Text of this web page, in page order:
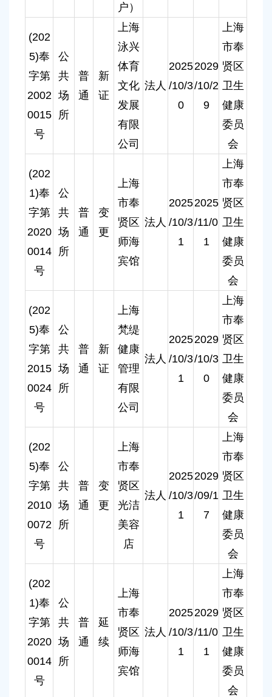
户）
(202
5)奉
字第
2002
0015
号
公
共
场
所
普
通
新
证
上海
泳兴
体育
文化
发展
有限
公司
法人
2025
/10/3
0
2029
/10/2
9
上海
市奉
贤区
卫生
健康
委员
会
(202
1)奉
字第
2020
0014
号
公
共
场
所
普
通
变
更
上海
市奉
贤区
师海
宾馆
法人
2025
/10/3
1
2025
/11/0
1
上海
市奉
贤区
卫生
健康
委员
会
(202
5)奉
字第
2015
0024
号
公
共
场
所
普
通
新
证
上海
梵缇
健康
管理
有限
公司
法人
2025
/10/3
1
2029
/10/3
0
上海
市奉
贤区
卫生
健康
委员
会
(202
5)奉
字第
2010
0072
号
公
共
场
所
普
通
变
更
上海
市奉
贤区
光洁
美容
店
法人
2025
/10/3
1
2029
/09/1
7
上海
市奉
贤区
卫生
健康
委员
会
(202
1)奉
字第
2020
0014
号
公
共
场
所
普
通
延
续
上海
市奉
贤区
师海
宾馆
法人
2025
/10/3
1
2029
/11/0
1
上海
市奉
贤区
卫生
健康
委员
会